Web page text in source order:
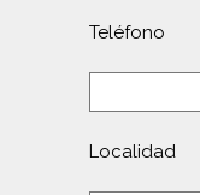
Teléfono
Localidad